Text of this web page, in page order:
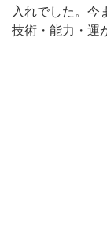
入れでした。今
技術・能力・運